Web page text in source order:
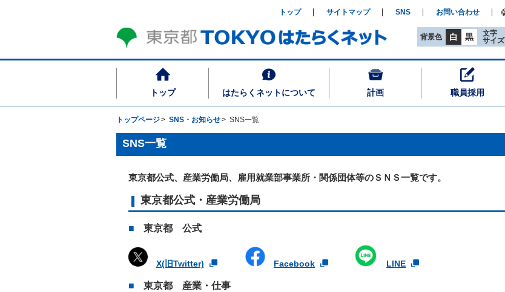
トップ はたらくネットについて 計画 職員採用
背景色 白 黒
文字
サイズ
トップ サイトマップ SNS お問い合わせ
トップページ SNS・お知らせ SNS一覧
SNS一覧
東京都公式、産業労働局、雇用就業部事業所・関係団体等のＳＮＳ一覧です。
東京都公式・産業労働局
東京都 公式
X(旧Twitter) Facebook LINE
東京都 産業・仕事